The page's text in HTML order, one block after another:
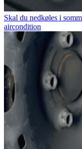
Skal du nedkøles i
aircondition